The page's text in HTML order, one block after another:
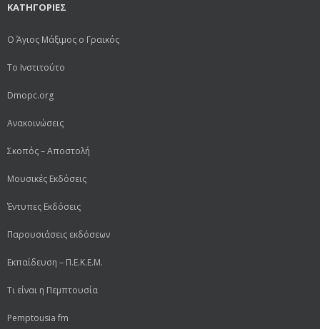
ΚΑΤΗΓΟΡΙΕΣ
Ο Άγιος Μάξιμος ο Γραικός
Το Ινστιτούτο
Dmopc.org
Ανακοινώσεις
Σκοπός – Αποστολή
Μουσικές Εκδόσεις
Έντυπες Εκδόσεις
Παρουσιάσεις εκδόσεων
Εκπαίδευση – Π.Ε.Κ.Ε.Μ.
Τι είναι η Πεμπτουσία
Pemptousia fm